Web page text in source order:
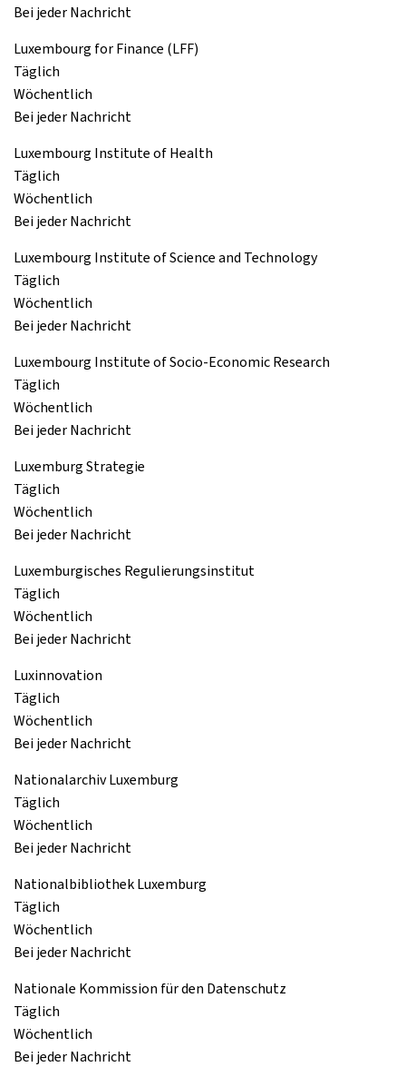
Bei jeder Nachricht
Luxembourg for Finance (LFF)
Täglich
Wöchentlich
Bei jeder Nachricht
Luxembourg Institute of Health
Täglich
Wöchentlich
Bei jeder Nachricht
Luxembourg Institute of Science and Technology
Täglich
Wöchentlich
Bei jeder Nachricht
Luxembourg Institute of Socio-Economic Research
Täglich
Wöchentlich
Bei jeder Nachricht
Luxemburg Strategie
Täglich
Wöchentlich
Bei jeder Nachricht
Luxemburgisches Regulierungsinstitut
Täglich
Wöchentlich
Bei jeder Nachricht
Luxinnovation
Täglich
Wöchentlich
Bei jeder Nachricht
Nationalarchiv Luxemburg
Täglich
Wöchentlich
Bei jeder Nachricht
Nationalbibliothek Luxemburg
Täglich
Wöchentlich
Bei jeder Nachricht
Nationale Kommission für den Datenschutz
Täglich
Wöchentlich
Bei jeder Nachricht